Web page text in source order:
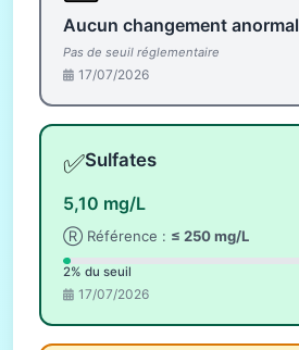
Aucun changement anormal
Pas de seuil réglementaire
17/07/2026
✅Sulfates
5,10 mg/L
Ⓡ Référence : ≤ 250 mg/L
2% du seuil
17/07/2026